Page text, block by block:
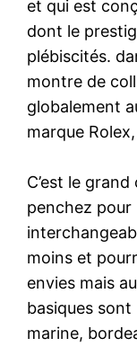
et qui est
dont le
plébiscités.
montre de
globalement
marque
C’est le
penchez pour
moins et
envies mais
basiques
marine,